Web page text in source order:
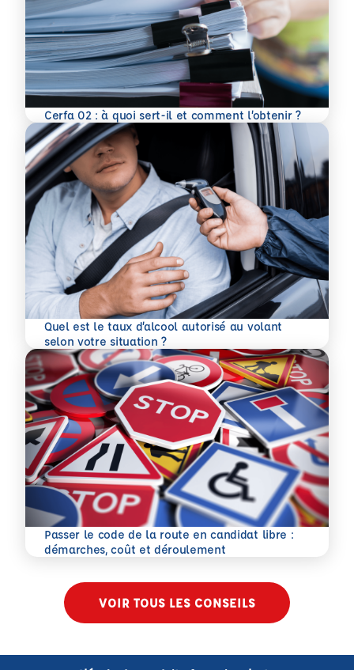
Cerfa 02 : à quoi sert-il et comment l’obtenir ?
En savoir plus
Quel est le taux d’alcool autorisé au volant
selon votre situation ?
En savoir plus
Passer le code de la route en candidat libre :
démarches, coût et déroulement
En savoir plus
VOIR TOUS LES CONSEILS